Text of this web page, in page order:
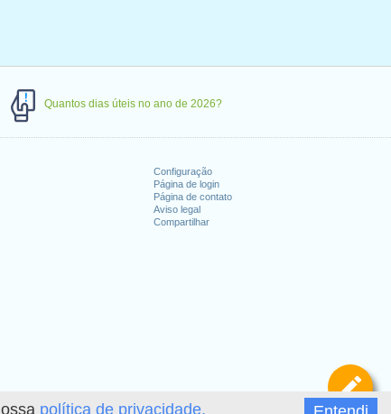
política de privacidade.
Quantos dias úteis no ano de 2026?
Configuração
Página de login
Página de contato
Aviso legal
Compartilhar